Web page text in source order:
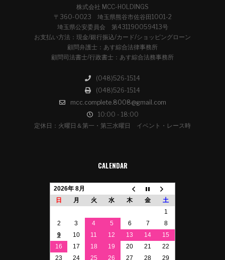
株式会社 MCC-HOLDINGS
〒360-0023 埼玉県熊谷市佐谷田1001-2
埼玉県公安委員会 第431190059413号
お支払い方法：現金/銀行振込/カード/ショッピングローン
顧問弁護士：あす綜合法律事務所
顧問司法書士/行政書士：あす綜合法務事務所
(048)526-1514
(048)526-1514
mcc.complete.8008@gmail.com
10:00 - 18:00
定休日：火曜日＆第一・第三水曜日 イベント・レース時
CALENDAR
2026年 8月
日
月 火 水 木 金
土
1
2
3 4 5 6 7
8
9
10 11 12 13 14
15
16
17 18 19 20 21
22
23
24 25 26 27 28 29